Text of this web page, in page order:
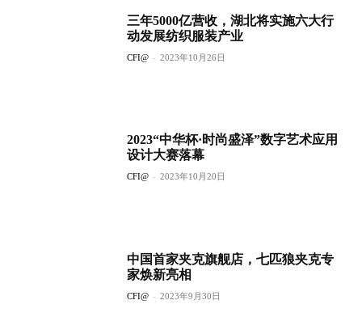
三年5000亿营收，湖北将实施六大行
动发展纺织服装产业
CFI@ - 2023年10月26日
2023“中华杯·时尚盛泽”数字艺术应用
设计大赛落幕
CFI@ - 2023年10月20日
中国首家夹克旗舰店，七匹狼夹克专
家焕新亮相
CFI@ - 2023年9月30日